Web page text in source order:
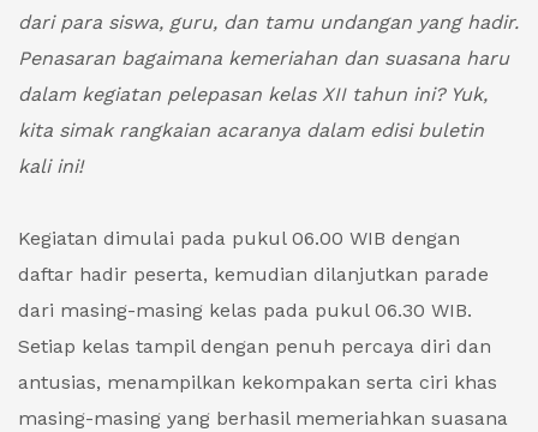
dari para siswa, guru, dan tamu undangan yang hadir.
Penasaran bagaimana kemeriahan dan suasana haru
dalam kegiatan pelepasan kelas XII tahun ini? Yuk,
kita simak rangkaian acaranya dalam edisi buletin
kali ini!
Kegiatan dimulai pada pukul 06.00 WIB dengan
daftar hadir peserta, kemudian dilanjutkan parade
dari masing-masing kelas pada pukul 06.30 WIB.
Setiap kelas tampil dengan penuh percaya diri dan
antusias, menampilkan kekompakan serta ciri khas
masing-masing yang berhasil memeriahkan suasana